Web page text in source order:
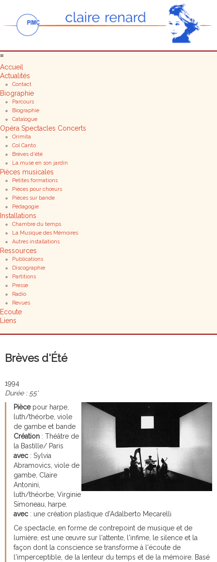
≡
Accueil
Actualités
Contact
Biographie
Parcours
Biographie
Catalogue
Opéra Spectacles Concerts
Orimita
Col Canto
Bréves d'été
La muse en son jardin
Pièces musicales
Petites formations
Pièces pour chœurs
Pièces sur bande
Pédagogie
Installations
Chambre du temps
La Musique des Mémoires
Autres installations
Ressources
Publications
Discographie
Partitions
Presse
Radio
Revues
Ecoute
Liens
Brèves d'Été
1994
Durée : 55'
Piècepour harpe,
luth/théorbe, viole
de gambe et bande
Création : Théâtre de
la Bastille/ Paris
avec: Sylvia
Abramovics, viole de
gambe, Claire
Antonini,
luth/théorbe, Virginie
Simoneau, harpe.
avec: une création plastique d'Adalberto Mecarelli
Ce spectacle, en forme de contrepoint de musique et de
lumière, est une œuvre sur l'attente, l'infime, le silence et la
façon dont la conscience se transforme à l'écoute de
l'imperceptible, de la lenteur du temps et de la mémoire. Basé